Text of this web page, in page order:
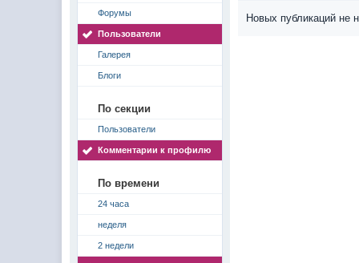
Форумы
Пользователи
Галерея
Блоги
По секции
Пользователи
Комментарии к профилю
По времени
24 часа
неделя
2 недели
Новых публикаций не